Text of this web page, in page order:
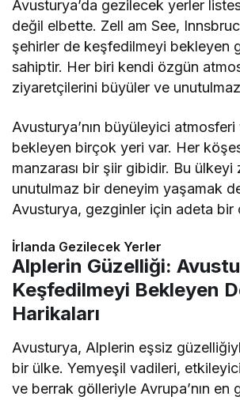
Avusturya’da gezilecek yerler listesi
değil elbette. Zell am See,
şehirler de keşfedilmeyi bekleyen
sahiptir. Her biri kendi özgün
ziyaretçilerini büyüler ve unutulmaz
Avusturya’nın büyüleyici
bekleyen birçok yeri var. Her
manzarası bir şiir gibidir. Bu ülkeyi
unutulmaz bir deneyim yaşamak
Avusturya, gezginler için adeta bir
İrlanda Gezilecek Yerler
Alplerin Güzelliği:
Keşfedilmeyi Bekleyen
Harikaları
Avusturya, Alplerin eşsiz
bir ülke. Yemyeşil vadileri,
ve berrak gölleriyle Avrupa’nın en